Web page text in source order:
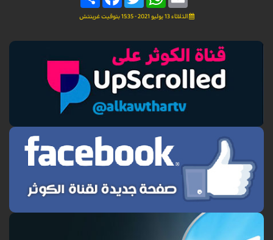
الثلاثاء 13 يوليو 2021 - 15:35 بتوقيت غرينتش